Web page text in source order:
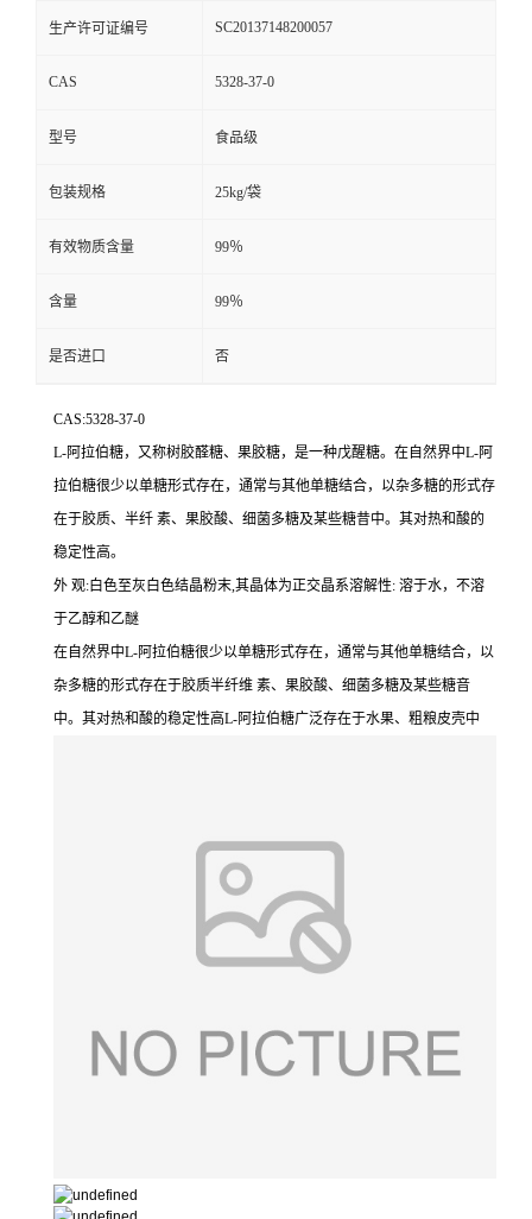
生产许可证编号 SC20137148200057
CAS 5328-37-0
型号 食品级
包装规格 25kg/袋
有效物质含量 99％
含量 99％
是否进口 否
CAS:5328-37-0
L-阿拉伯糖，又称树胶醛糖、果胶糖，是一种戊醒糖。在自然界中L-阿
拉伯糖很少以单糖形式存在，通常与其他单糖结合，以杂多糖的形式存
在于胶质、半纤 素、果胶酸、细菌多糖及某些糖昔中。其对热和酸的
稳定性高。
外 观:白色至灰白色结晶粉末,其晶体为正交晶系溶解性: 溶于水，不溶
于乙醇和乙醚
在自然界中L-阿拉伯糖很少以单糖形式存在，通常与其他单糖结合，以
杂多糖的形式存在于胶质半纤维 素、果胶酸、细菌多糖及某些糖音
中。其对热和酸的稳定性高L-阿拉伯糖广泛存在于水果、粗粮皮壳中